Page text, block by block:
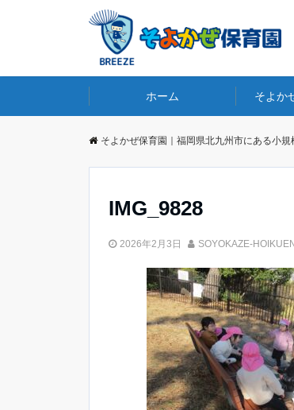
ホーム そよか
そよかぜ保育園｜福岡県北九州市にある小規
IMG_9828
2026年2月3日 SOYOKAZE-HOIKUEN